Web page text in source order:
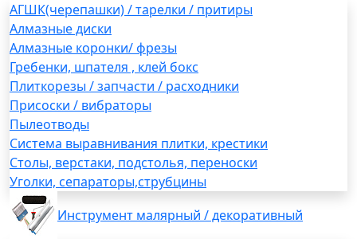
АГШК(черепашки) / тарелки / притиры
Алмазные диски
Алмазные коронки/ фрезы
Гребенки, шпателя , клей бокс
Плиткорезы / запчасти / расходники
Присоски / вибраторы
Пылеотводы
Система выравнивания плитки, крестики
Столы, верстаки, подстолья, переноски
Уголки, сепараторы,струбцины
Инструмент малярный / декоративный